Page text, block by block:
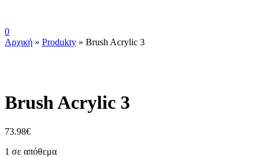
0
Αρχική » Produkty » Brush Acrylic 3
Brush Acrylic 3
73.98€
1 σε απόθεμα